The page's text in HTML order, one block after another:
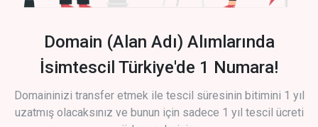
Domain (Alan Adı) Alımlarında
İsimtescil Türkiye'de 1 Numara!
Domaininizi transfer etmek ile tescil süresinin bitimini 1 yıl
uzatmış olacaksınız ve bunun için sadece 1 yıl tescil ücreti